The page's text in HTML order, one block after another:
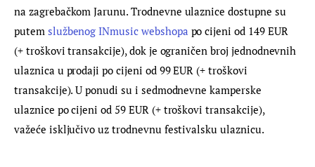
na zagrebačkom Jarunu. Trodnevne ulaznice dostupne su
putem službenog INmusic webshopa po cijeni od 149 EUR
(+ troškovi transakcije), dok je ograničen broj jednodnevnih
ulaznica u prodaji po cijeni od 99 EUR (+ troškovi
transakcije). U ponudi su i sedmodnevne kamperske
ulaznice po cijeni od 59 EUR (+ troškovi transakcije),
važeće isključivo uz trodnevnu festivalsku ulaznicu.